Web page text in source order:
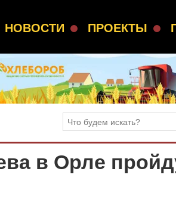
НОВОСТИ ПРОЕКТЫ
в Орле